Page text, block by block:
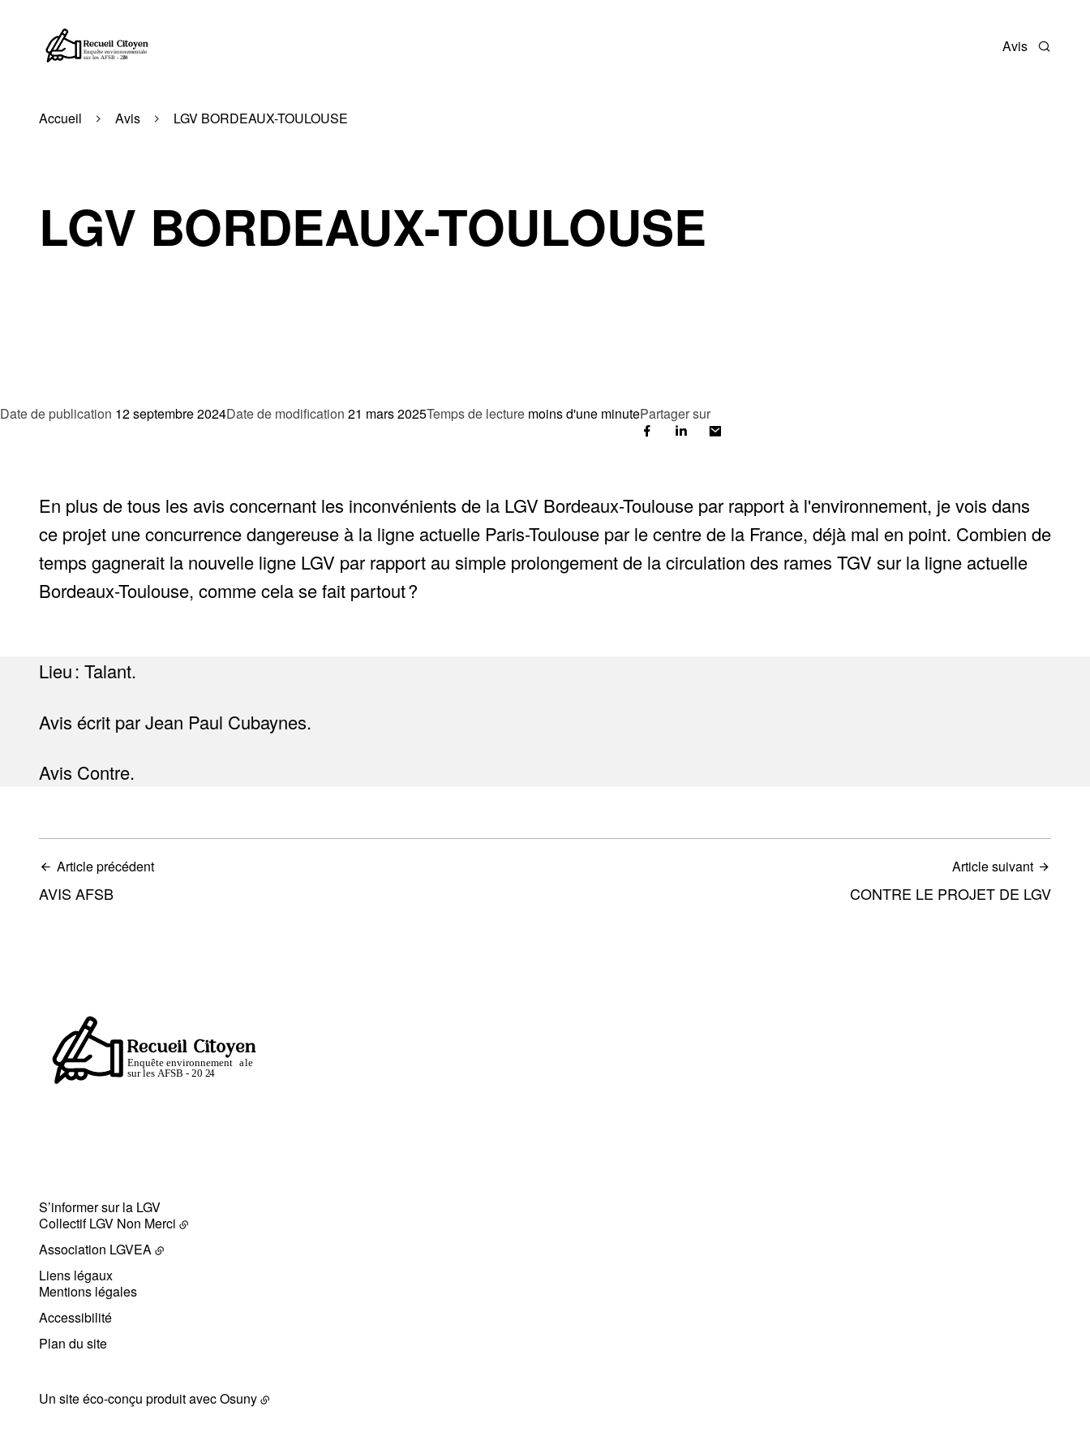
Avis
Accueil Avis LGV BORDEAUX-TOULOUSE
LGV BORDEAUX-TOULOUSE
Date de publication 12 septembre 2024Date de modification 21 mars 2025Temps de lecture moins d'une minutePartager sur
En plus de tous les avis concernant les inconvénients de la LGV Bordeaux-Toulouse par rapport à l'environnement, je vois dans
ce projet une concurrence dangereuse à la ligne actuelle Paris-Toulouse par le centre de la France, déjà mal en point. Combien de
temps gagnerait la nouvelle ligne LGV par rapport au simple prolongement de la circulation des rames TGV sur la ligne actuelle
Bordeaux-Toulouse, comme cela se fait partout ?
Lieu : Talant.
Avis écrit par Jean Paul Cubaynes.
Avis Contre.
Article précédent
AVIS AFSB
Article suivant
CONTRE LE PROJET DE LGV
S’informer sur la LGV
Collectif LGV Non Merci
Association LGVEA
Liens légaux
Mentions légales
Accessibilité
Plan du site
Un site éco-conçu produit avecOsuny